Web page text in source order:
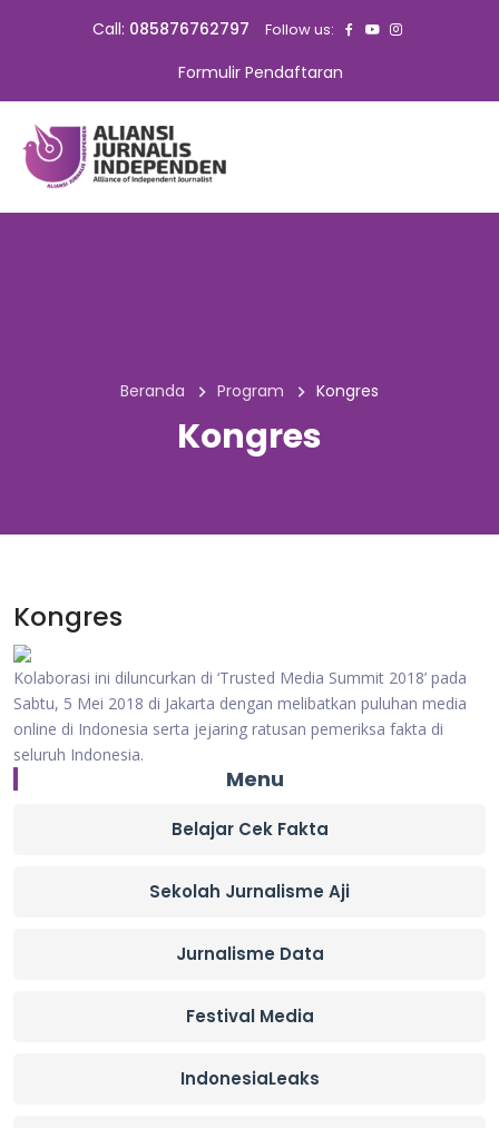
Call: 085876762797 Follow us:
Formulir Pendaftaran
Beranda Program Kongres
Kongres
Kongres
Kolaborasi ini diluncurkan di ‘Trusted Media Summit 2018’ pada
Sabtu, 5 Mei 2018 di Jakarta dengan melibatkan puluhan media
online di Indonesia serta jejaring ratusan pemeriksa fakta di
seluruh Indonesia.
Menu
Belajar Cek Fakta
Sekolah Jurnalisme Aji
Jurnalisme Data
Festival Media
IndonesiaLeaks